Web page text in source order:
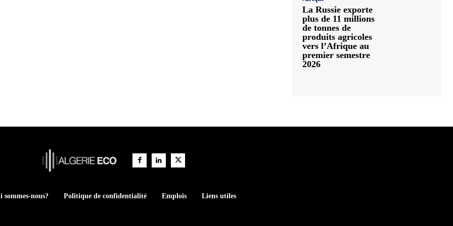
La Russie exporte
plus de 11 millions
de tonnes de
produits agricoles
vers l’Afrique au
premier semestre
2026
sommes-nous? Politique de confidentialité Emplois Liens utiles